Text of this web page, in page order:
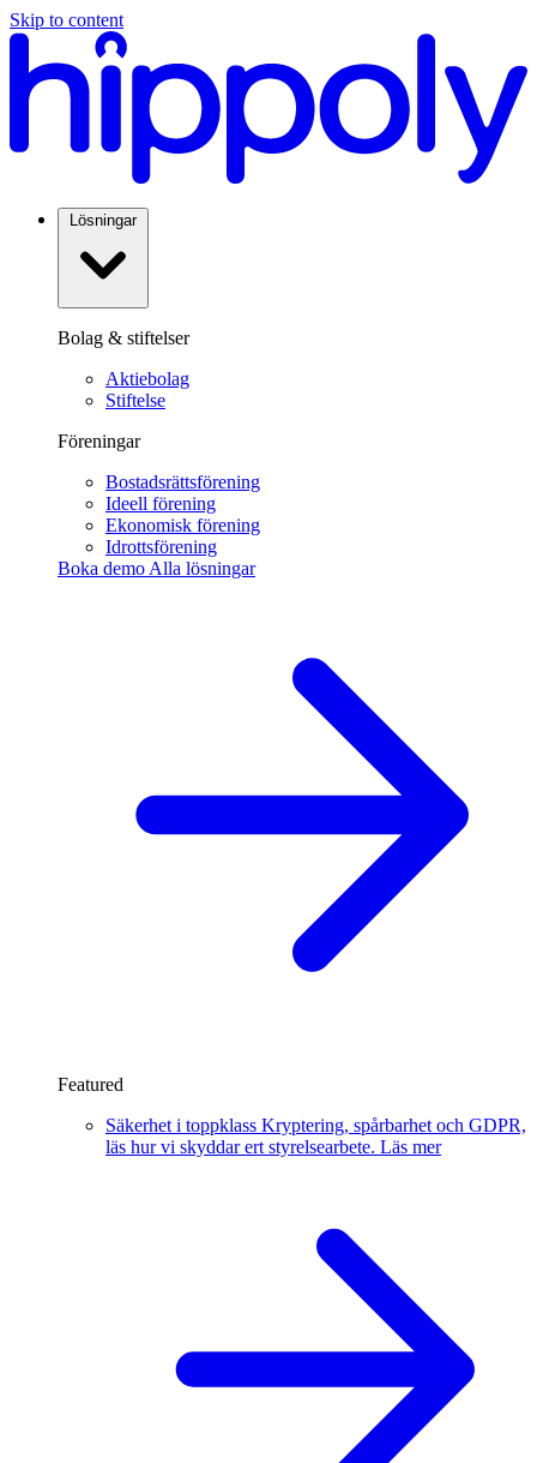
Skip to content
Lösningar
Bolag & stiftelser
Aktiebolag
Stiftelse
Föreningar
Bostadsrättsförening
Ideell förening
Ekonomisk förening
Idrottsförening
Boka demo Alla lösningar
Featured
Säkerhet i toppklass Kryptering, spårbarhet och GDPR,
läs hur vi skyddar ert styrelsearbete. Läs mer